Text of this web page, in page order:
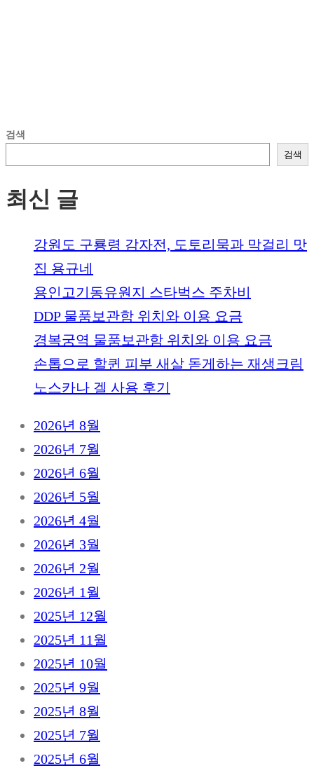
검색
검색
최신 글
강원도 구룡령 감자전, 도토리묵과 막걸리 맛
집 용규네
용인고기동유원지 스타벅스 주차비
DDP 물품보관함 위치와 이용 요금
경복궁역 물품보관함 위치와 이용 요금
손톱으로 할퀸 피부 새살 돋게하는 재생크림
노스카나 겔 사용 후기
2026년 8월
2026년 7월
2026년 6월
2026년 5월
2026년 4월
2026년 3월
2026년 2월
2026년 1월
2025년 12월
2025년 11월
2025년 10월
2025년 9월
2025년 8월
2025년 7월
2025년 6월